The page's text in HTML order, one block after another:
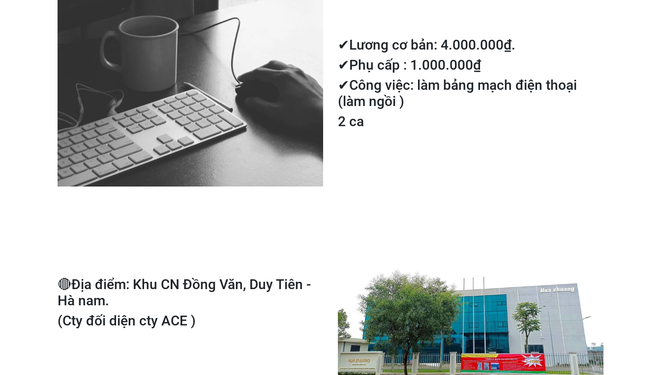
✔Lương cơ bản: 4.000.000₫.
✔Phụ cấp : 1.000.000₫
✔Công việc: làm bảng mạch điện thoại
(làm ngồi )
2 ca
🔴Địa điểm: Khu CN Đồng Văn, Duy Tiên -
Hà nam.
(Cty đối diện cty ACE )